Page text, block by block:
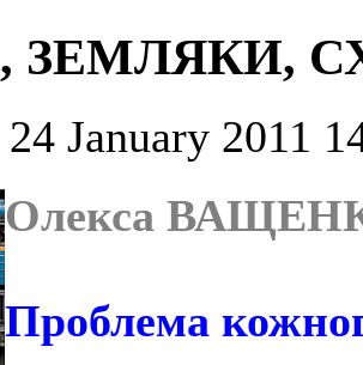
January 2011
Олекса
Проблема